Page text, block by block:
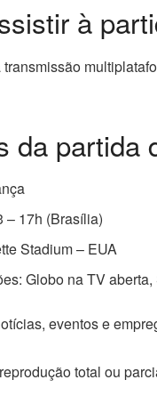
à
da partida
– 17h (Brasília)
Stadium – EUA
Globo na TV
eventos e
total ou